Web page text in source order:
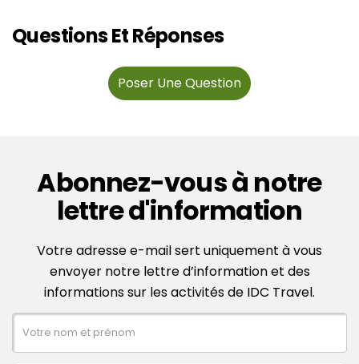
Questions Et Réponses
Poser Une Question
Abonnez-vous à notre
lettre d'information
Votre adresse e-mail sert uniquement à vous
envoyer notre lettre d’information et des
informations sur les activités de IDC Travel.